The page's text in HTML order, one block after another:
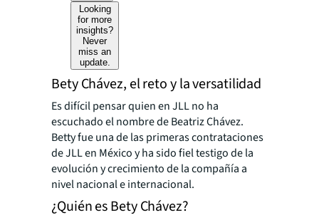
Looking
for more
insights?
Never
miss an
update.
Bety Chávez, el reto y la versatilidad
Es difícil pensar quien en JLL no ha
escuchado el nombre de Beatriz Chávez.
Betty fue una de las primeras contrataciones
de JLL en México y ha sido fiel testigo de la
evolución y crecimiento de la compañía a
nivel nacional e internacional.
¿Quién es Bety Chávez?